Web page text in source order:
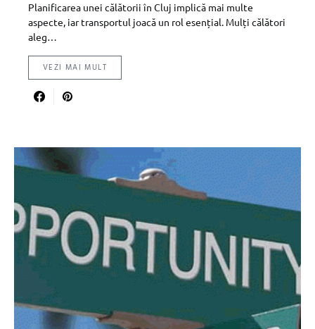
Planificarea unei călătorii în Cluj implică mai multe
aspecte, iar transportul joacă un rol esențial. Mulți călători
aleg…
VEZI MAI MULT